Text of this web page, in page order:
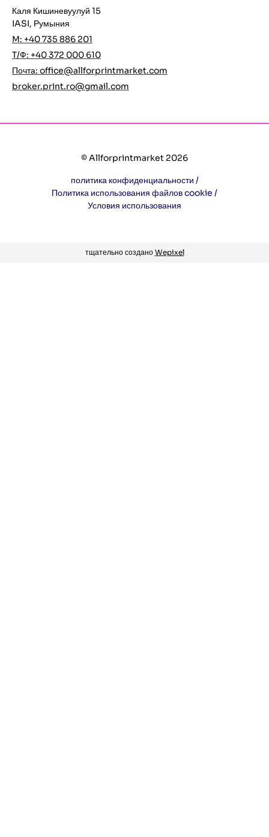
Каля Кишиневуулуй 15
IASI, Румыния
M: +40 735 886 201
T/Ф: +40 372 000 610
Почта: office@allforprintmarket.com
broker.print.ro@gmail.com
© Allforprintmarket 2026
политика конфиденциальности /
Политика использования файлов cookie /
Условия использования
тщательно создано Wepixel